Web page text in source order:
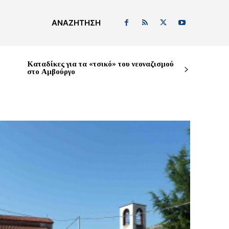
ΑΝΑΖΉΤΗΣΗ
Καταδίκες για τα «τσικό» του νεοναζισμού
στο Αμβούργο